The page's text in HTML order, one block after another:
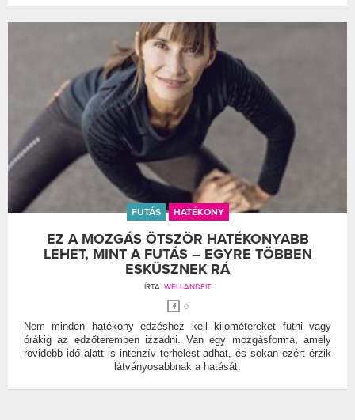
FUTÁS HATÉKONY
EZ A MOZGÁS ÖTSZÖR HATÉKONYABB
LEHET, MINT A FUTÁS – EGYRE TÖBBEN
ESKÜSZNEK RÁ
ÍRTA: WELLANDFIT
0
Nem minden hatékony edzéshez kell kilométereket futni vagy
órákig az edzőteremben izzadni. Van egy mozgásforma, amely
rövidebb idő alatt is intenzív terhelést adhat, és sokan ezért érzik
látványosabbnak a hatását.